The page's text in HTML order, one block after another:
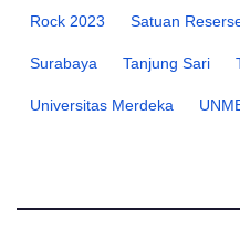
Rock 2023 Satuan
Surabaya Tanjung Sari
Universitas Merdeka